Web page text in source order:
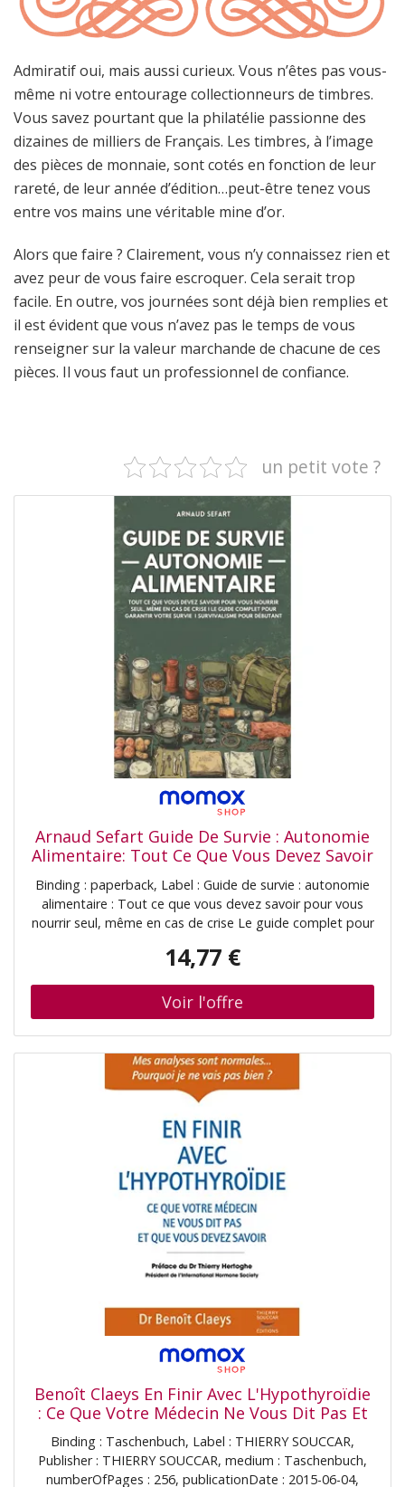
Admiratif oui, mais aussi curieux. Vous n’êtes pas vous-
même ni votre entourage collectionneurs de timbres.
Vous savez pourtant que la philatélie passionne des
dizaines de milliers de Français. Les timbres, à l’image
des pièces de monnaie, sont cotés en fonction de leur
rareté, de leur année d’édition…peut-être tenez vous
entre vos mains une véritable mine d’or.
Alors que faire ? Clairement, vous n’y connaissez rien et
avez peur de vous faire escroquer. Cela serait trop
facile. En outre, vos journées sont déjà bien remplies et
il est évident que vous n’avez pas le temps de vous
renseigner sur la valeur marchande de chacune de ces
pièces. Il vous faut un professionnel de confiance.
un petit vote ?
Arnaud Sefart Guide De Survie : Autonomie
Alimentaire: Tout Ce Que Vous Devez Savoir
Pour Vous Nourrir Seul, Même En Cas De
Crise Le Guide Complet Pour Garantir Votre
Survie Survivalisme Pour Débutant
Binding : paperback, Label : Guide de survie : autonomie
alimentaire : Tout ce que vous devez savoir pour vous
nourrir seul, même en cas de crise Le guide complet pour
: paperback, numberOfPages : 221, publicationDate :
Les Éditions, languages : french
14,77 €
Benoît Claeys En Finir Avec L'Hypothyroïdie
: Ce Que Votre Médecin Ne Vous Dit Pas Et
Que Vous Devez Savoir
Binding : Taschenbuch, Label : THIERRY SOUCCAR,
Publisher : THIERRY SOUCCAR, medium : Taschenbuch,
numberOfPages : 256, publicationDate : 2015-06-04,